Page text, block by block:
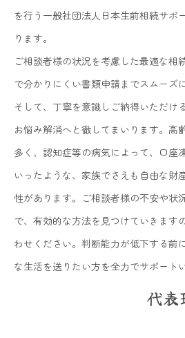
を行う一般社団法人日本生前相続サポ
ります。
ご相談者様の状況を考慮した最適な相
で分かりにくい書類申請までスムーズ
そして、丁寧を意識しご納得いただけ
お悩み解消へと徹してまいります。高
多く、認知症等の病気によって、口座
いったような、家族でさえも自由な財
性があります。ご相談者様の不安や状
で、有効的な方法を見つけていきます
わせください。判断能力が低下する前
な生活を送りたい方を全力でサポート
代